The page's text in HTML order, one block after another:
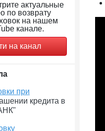
актуальные
по возврату
на нашем
канале.
на канал
при
кредита в